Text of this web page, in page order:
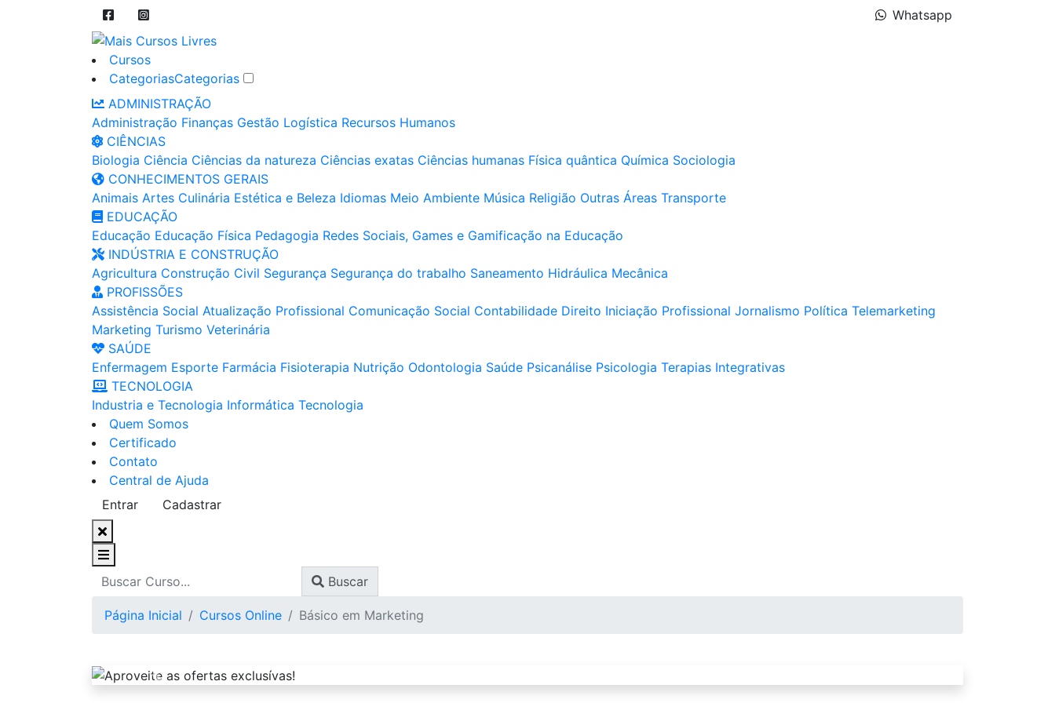
Whatsapp
Cursos
CategoriasCategorias
ADMINISTRAÇÃO
Administração Finanças Gestão Logística Recursos Humanos
CIÊNCIAS
Biologia Ciência Ciências da natureza Ciências exatas Ciências humanas Física quântica Química Sociologia
CONHECIMENTOS GERAIS
Animais Artes Culinária Estética e Beleza Idiomas Meio Ambiente Música Religião Outras Áreas Transporte
EDUCAÇÃO
Educação Educação Física Pedagogia Redes Sociais, Games e Gamificação na Educação
INDÚSTRIA E CONSTRUÇÃO
Agricultura Construção Civil Segurança Segurança do trabalho Saneamento Hidráulica Mecânica
PROFISSÕES
Assistência Social Atualização Profissional Comunicação Social Contabilidade Direito Iniciação Profissional Jornalismo Política Telemarketing
Marketing Turismo Veterinária
SAÚDE
Enfermagem Esporte Farmácia Fisioterapia Nutrição Odontologia Saúde Psicanálise Psicologia Terapias Integrativas
TECNOLOGIA
Industria e Tecnologia Informática Tecnologia
Quem Somos
Certificado
Contato
Central de Ajuda
Entrar
Cadastrar
Buscar
Página Inicial Cursos Online Básico em Marketing